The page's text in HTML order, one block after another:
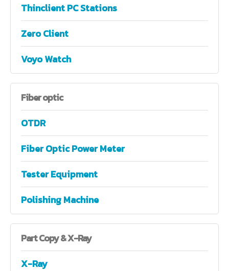
Thinclient PC Stations
Zero Client
Voyo Watch
Fiberoptic
OTDR
Fiber Optic Power Meter
Tester Equipment
Polishing Machine
PartCopy & X-Ray
X-Ray